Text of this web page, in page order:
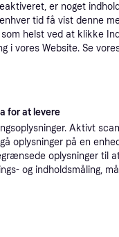
F7 Pro
4.2
er noget
tid få vist denne
helst ved at klikke
i vores Website. Se
for at levere
Aktivt
oplysninger på en
oplysninger til
og indholdsmåling,